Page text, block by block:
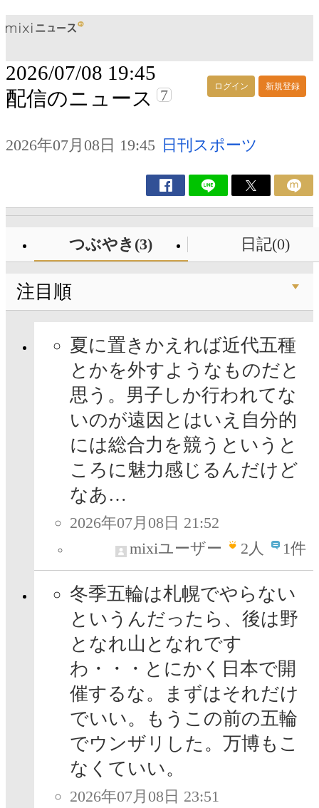
ログイン 新規登録
2026/07/08 19:45
配信のニュース
7
2026年07月08日 19:45 日刊スポーツ
つぶやき(3) 日記(0)
注目順
夏に置きかえれば近代五種
とかを外すようなものだと
思う。男子しか行われてな
いのが遠因とはいえ自分的
には総合力を競うというと
ころに魅力感じるんだけど
なあ…
2026年07月08日 21:52
mixiユーザー
2人 1件
冬季五輪は札幌でやらない
というんだったら、後は野
となれ山となれです
わ・・・とにかく日本で開
催するな。まずはそれだけ
でいい。もうこの前の五輪
でウンザリした。万博もこ
なくていい。
2026年07月08日 23:51